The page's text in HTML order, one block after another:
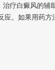
治疗白癜风的辅
应。如果用药方